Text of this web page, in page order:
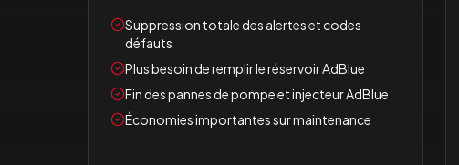
Suppression totale des alertes et codes
défauts
Plus besoin de remplir le réservoir AdBlue
Fin des pannes de pompe et injecteur AdBlue
Économies importantes sur maintenance